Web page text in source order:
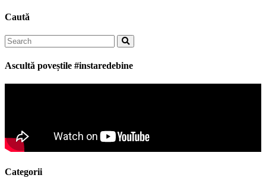
Caută
Search
for:
Ascultă poveștile #instaredebine
Categorii